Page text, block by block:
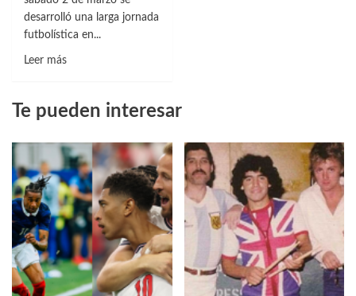
desarrolló una larga jornada
futbolística en...
Leer másLeer
Amplia
se
vivió
en
el
Estadio
Cibao
FC
Te pueden interesar